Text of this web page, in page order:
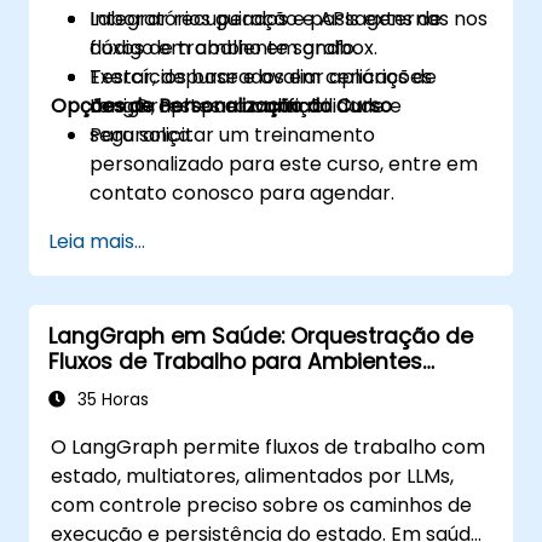
Integrar recuperação e APIs externas nos
fluxos de trabalho em grafo.
Testar, depurar e avaliar aplicações
LangGraph para confiabilidade e
segurança.
Laboratórios guiados e passagens de
código em ambiente sandbox.
Exercícios baseados em cenários de
design, testes e avaliação.
Opções de Personalização do Curso
Para solicitar um treinamento
personalizado para este curso, entre em
contato conosco para agendar.
Leia mais...
LangGraph em Saúde: Orquestração de
Fluxos de Trabalho para Ambientes
Regulados
35 Horas
O LangGraph permite fluxos de trabalho com
estado, multiatores, alimentados por LLMs,
com controle preciso sobre os caminhos de
execução e persistência do estado. Em saúde,